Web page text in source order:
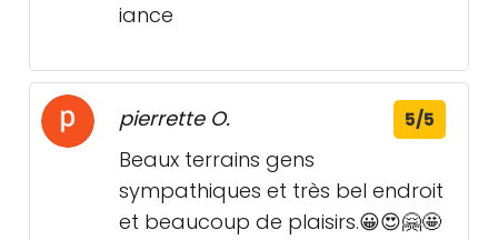
iance
pierrette O. 5/5
Beaux terrains gens
sympathiques et très bel endroit
et beaucoup de plaisirs.😀😍🤗🤩